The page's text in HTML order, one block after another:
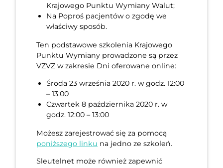
Krajowego Punktu Wymiany Walut;
Na Poproś pacjentów o zgodę we
właściwy sposób.
Ten podstawowe szkolenia Krajowego
Punktu Wymiany prowadzone są przez
VZVZ w zakresie Dni oferowane online:
Środa 23 września 2020 r. w godz. 12:00
– 13:00
Czwartek 8 października 2020 r. w
godz. 12:00 – 13:00
Możesz zarejestrować się za pomocą
poniższego linku na jedno ze szkoleń.
Sleutelnet może również zapewnić